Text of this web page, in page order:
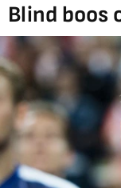
Blind boos